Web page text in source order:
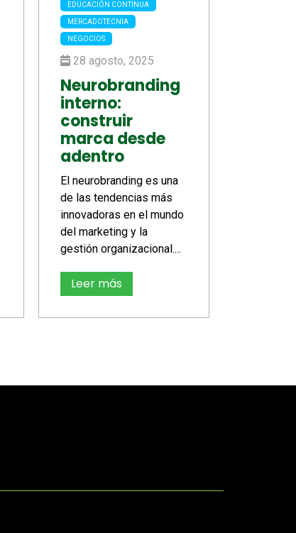
EDUCACIÓN CONTINUA
MERCADOTECNIA
NEGOCIOS
28 agosto, 2025
Neurobranding
interno:
construir
marca desde
adentro
El neurobranding es una
de las tendencias más
innovadoras en el mundo
del marketing y la
gestión organizacional....
Leer más